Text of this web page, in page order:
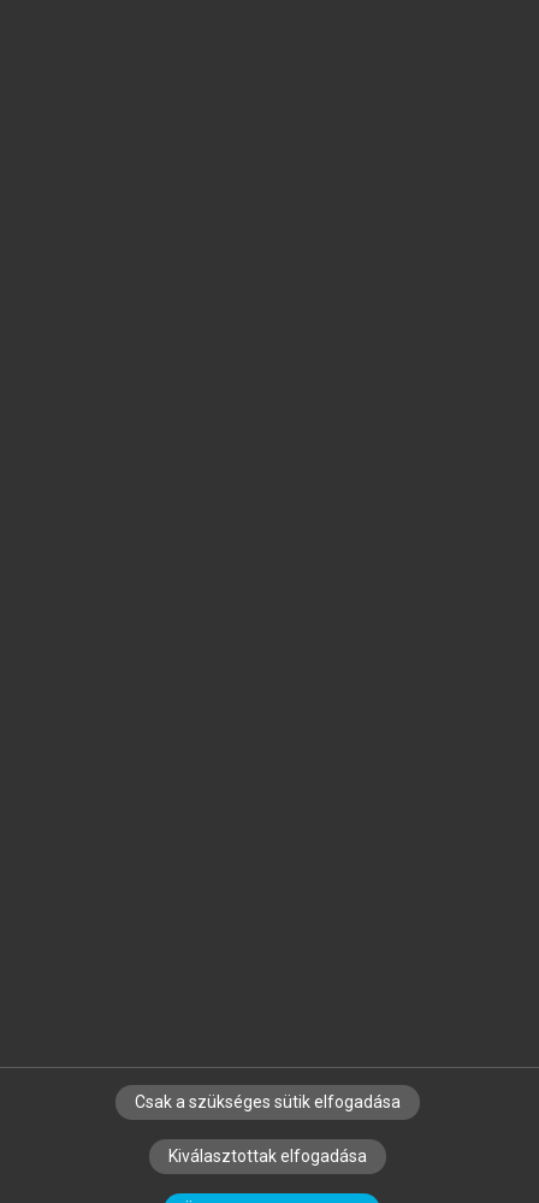
SZERZŐKNEK CÉGEKNEK KÖNYVTÁROSOKNAK
SZERKESZTÉSI ÉS LEKTORÁLÁSI ALAPELVEK
Csak a szükséges sütik elfogadása
Kiválasztottak elfogadása